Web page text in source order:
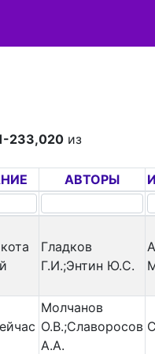
233,020из
АВТОРЫ
Гладков
Г.И.;Энтин Ю.С.
Молчанов
О.В.;Славоросов
А.А.